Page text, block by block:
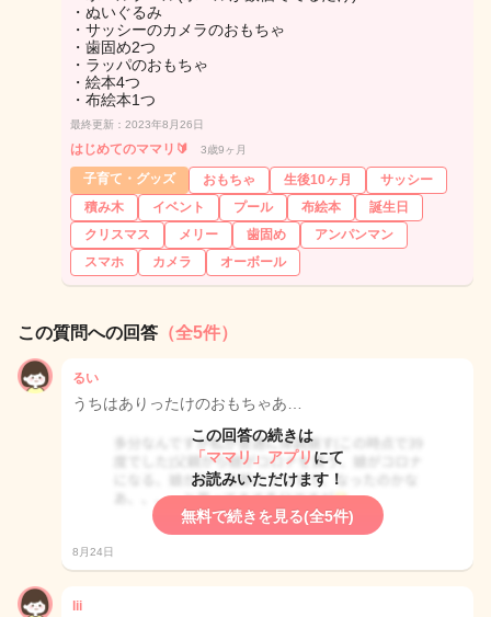
・ぬいぐるみ
・サッシーのカメラのおもちゃ
・歯固め2つ
・ラッパのおもちゃ
・絵本4つ
・布絵本1つ
最終更新：2023年8月26日
はじめてのママリ🔰 3歳9ヶ月
子育て・グッズ おもちゃ 生後10ヶ月
サッシー
積み木
イベント プール 布絵本
誕生日
クリスマス
メリー 歯固め
アンパンマン
スマホ
カメラ オーボール
この質問への回答 （全5件）
るい
うちはありったけのおもちゃあ…
この回答の続きは
「ママリ」アプリ にて
お読みいただけます！
無料で続きを見る(全5件)
8月24日
lii